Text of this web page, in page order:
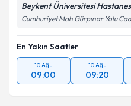
Beykent Üniversitesi
Cumhuriyet Mah Gürpınar Yolu
En Yakın Saatler
10 Ağu
09:00
10 Ağu
09:20